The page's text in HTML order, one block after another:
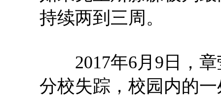
持续两到三周。
2017年6月9日，章
分校失踪，校园内的